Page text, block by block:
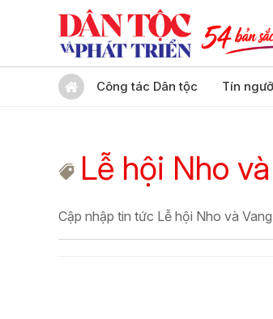
Công tác Dân tộc Tín
Lễ hội Nho
Cập nhập tin tức Lễ hội Nho và Vang